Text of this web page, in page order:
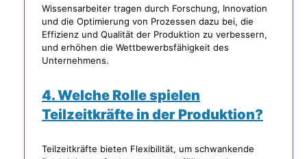
Wissensarbeiter tragen durch Forschung, Innovation
und die Optimierung von Prozessen dazu bei, die
Effizienz und Qualität der Produktion zu verbessern,
und erhöhen die Wettbewerbsfähigkeit des
Unternehmens.
4. Welche Rolle spielen
Teilzeitkräfte in der Produktion?
Teilzeitkräfte bieten Flexibilität, um schwankende